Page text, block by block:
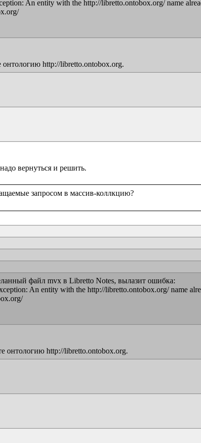
An entity with the http://libretto.ontobox.org/ name
http://libretto.ontobox.org.
файл mvx в Libretto Notes, вылазит ошибка:
An entity with the http://libretto.ontobox.org/ name
онтологию http://libretto.ontobox.org.